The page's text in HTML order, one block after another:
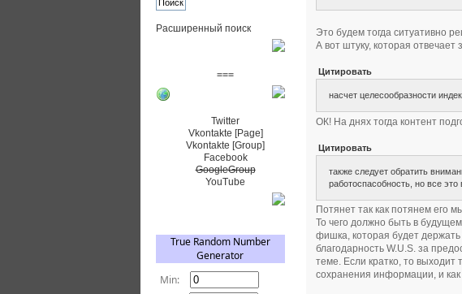
Расширенный поиск
===
Twitter
Vkontakte [Page]
Vkontakte [Group]
Facebook
GoogleGroup
YouTube
Это будем тогда ситуативно
А вот штуку, которая
Цитировать
насчет целесообразности
ОК! На днях тогда контент
Цитировать
также следует обратить
работоспасобность, но все это
Потянет так как потянем его
То чего должно быть в
фишка, которая будет
благодарность W.U.S. за
теме. Если кратко, то выходит
сохранения информации, и